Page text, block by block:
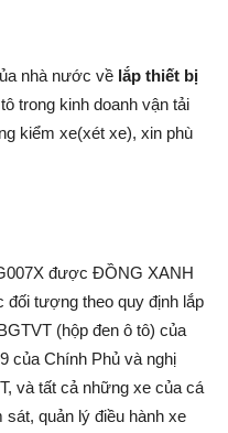
nhà nước về lắp thiết bị
trong kinh doanh vận tải
kiểm xe(xét xe), xin phù
được ĐỒNG XANH
đối tượng theo quy định lắp
(hộp đen ô tô) của
của Chính Phủ và nghị
và tất cả những xe của cá
sát, quản lý điều hành xe